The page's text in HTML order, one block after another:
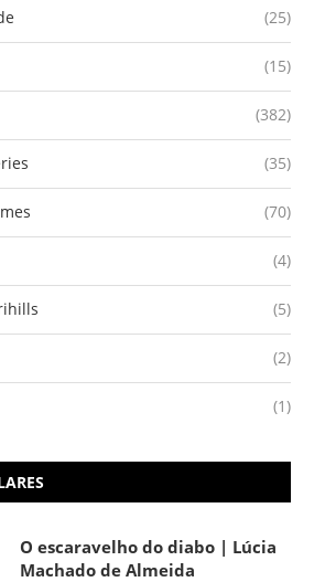
(25)
(15)
(382)
(35)
(70)
(4)
(5)
(2)
(1)
O escaravelho do diabo | Lúcia
Machado de Almeida